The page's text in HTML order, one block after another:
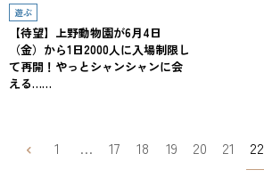
遊ぶ
【待望】上野動物園が6月4日
（金）から1日2000人に入場制限し
て再開！やっとシャンシャンに会
える……
1 … 17 18 19 20 21 22